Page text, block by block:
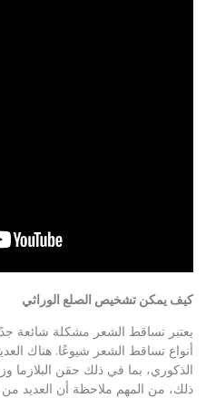
كيف يمكن تشخيص الصلع الوراثي
يعتبر تساقط الشعر مشكلة شائعة
أنواع تساقط الشعر شيوعًا. هناك
الذكوري، بما في ذلك حقن البلازما
ذلك، من المهم ملاحظة أن العديد من